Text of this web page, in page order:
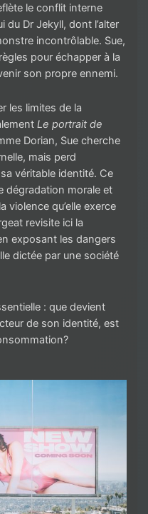
le conflit interne
du Dr Jekyll, dont l’alter
incontrôlable. Sue,
pour échapper à la
son propre ennemi.
les limites de la
Le portrait de
Dorian, Sue cherche
mais perd
véritable identité. Ce
dégradation morale et
violence qu’elle exerce
revisite ici la
exposant les dangers
dictée par une société
: que devient
de son identité, est